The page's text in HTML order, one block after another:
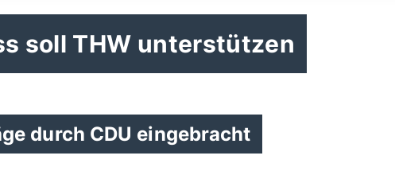
soll THW unterstützen
durch CDU eingebracht